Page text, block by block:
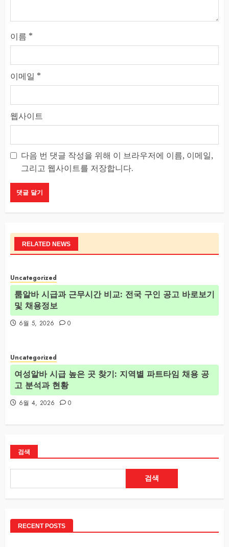
이름 *
이메일 *
웹사이트
다음 번 댓글 작성을 위해 이 브라우저에 이름, 이메일,
그리고 웹사이트를 저장합니다.
RELATED NEWS
Uncategorized
룸알바 시급과 근무시간 비교: 전국 구인 공고 바로보기
및 채용정보
6월 5, 2026 0
Uncategorized
여성알바 시급 높은 곳 찾기: 지역별 파트타임 채용 공
고 분석과 현황
6월 4, 2026 0
검색
검색
RECENT POSTS